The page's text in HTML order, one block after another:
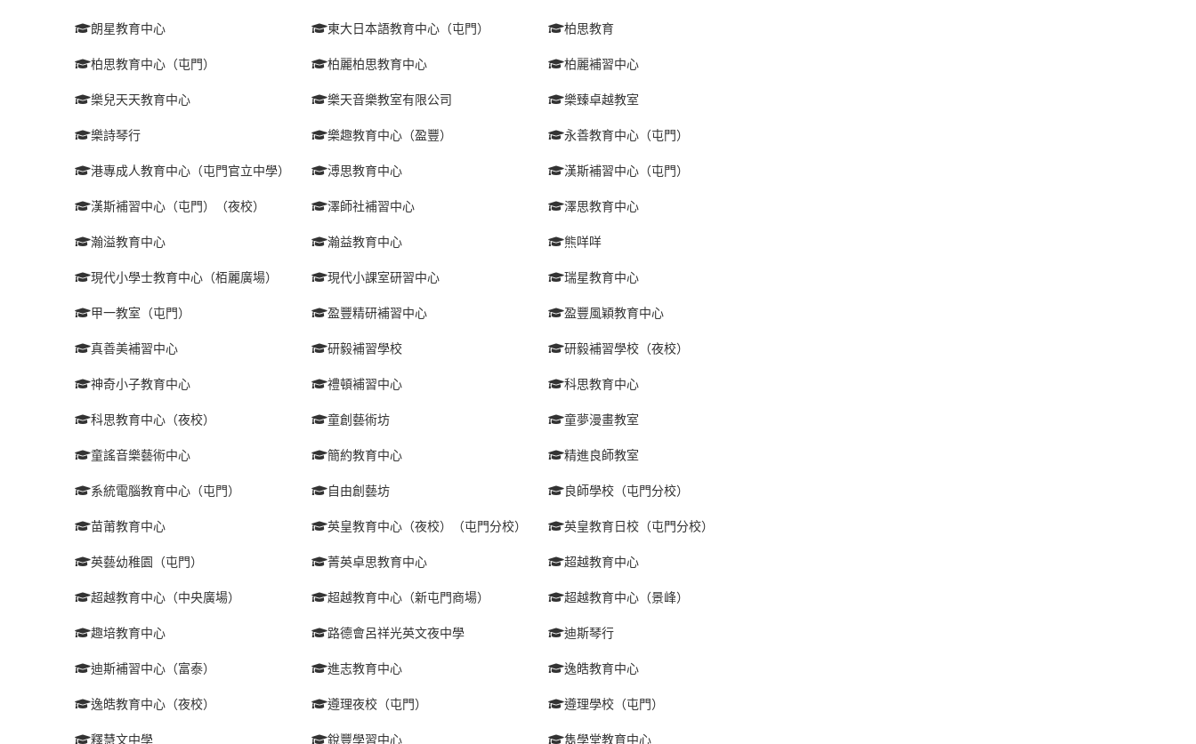
朗星教育中心 東大日本語教育中心（屯門） 柏思教育
柏思教育中心（屯門） 柏麗柏思教育中心 柏麗補習中心
樂兒天天教育中心 樂天音樂教室有限公司 樂臻卓越教室
樂詩琴行 樂趣教育中心（盈豐） 永善教育中心（屯門）
港專成人教育中心（屯門官立中學） 溥思教育中心 漢斯補習中心（屯門）
漢斯補習中心（屯門）（夜校） 澤師社補習中心 澤思教育中心
瀚溢教育中心 瀚益教育中心 熊咩咩
現代小學士教育中心（栢麗廣場） 現代小課室研習中心 瑞星教育中心
甲一教室（屯門） 盈豐精研補習中心 盈豐風穎教育中心
真善美補習中心 研毅補習學校 研毅補習學校（夜校）
神奇小子教育中心 禮頓補習中心 科思教育中心
科思教育中心（夜校） 童創藝術坊 童夢漫畫教室
童謠音樂藝術中心 簡約教育中心 精進良師教室
系統電腦教育中心（屯門） 自由創藝坊 良師學校（屯門分校）
苗莆教育中心 英皇教育中心（夜校）（屯門分校） 英皇教育日校（屯門分校）
英藝幼稚園（屯門） 菁英卓思教育中心 超越教育中心
超越教育中心（中央廣場） 超越教育中心（新屯門商場） 超越教育中心（景峰）
趣培教育中心 路德會呂祥光英文夜中學 迪斯琴行
迪斯補習中心（富泰） 進志教育中心 逸皓教育中心
逸皓教育中心（夜校） 遵理夜校（屯門） 遵理學校（屯門）
釋慧文中學 銳豐學習中心 雋學堂教育中心